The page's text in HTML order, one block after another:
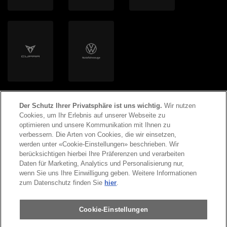
2026 Copyright AMAG Group AG
Impressum Datenschutzerklärung
Der Schutz Ihrer Privatsphäre ist uns wichtig. Wir nutzen
Cookies, um Ihr Erlebnis auf unserer Webseite zu
optimieren und unsere Kommunikation mit Ihnen zu
verbessern. Die Arten von Cookies, die wir einsetzen,
werden unter «Cookie-Einstellungen» beschrieben. Wir
berücksichtigen hierbei Ihre Präferenzen und verarbeiten
Daten für Marketing, Analytics und Personalisierung nur,
wenn Sie uns Ihre Einwilligung geben. Weitere Informationen
zum Datenschutz finden Sie hier.
Cookie-Einstellungen